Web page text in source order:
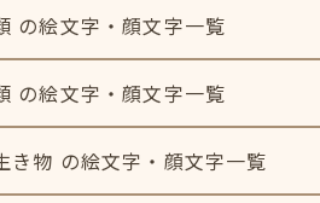
の絵文字・顔文字一覧
の絵文字・顔文字一覧
き物 の絵文字・顔文字一覧